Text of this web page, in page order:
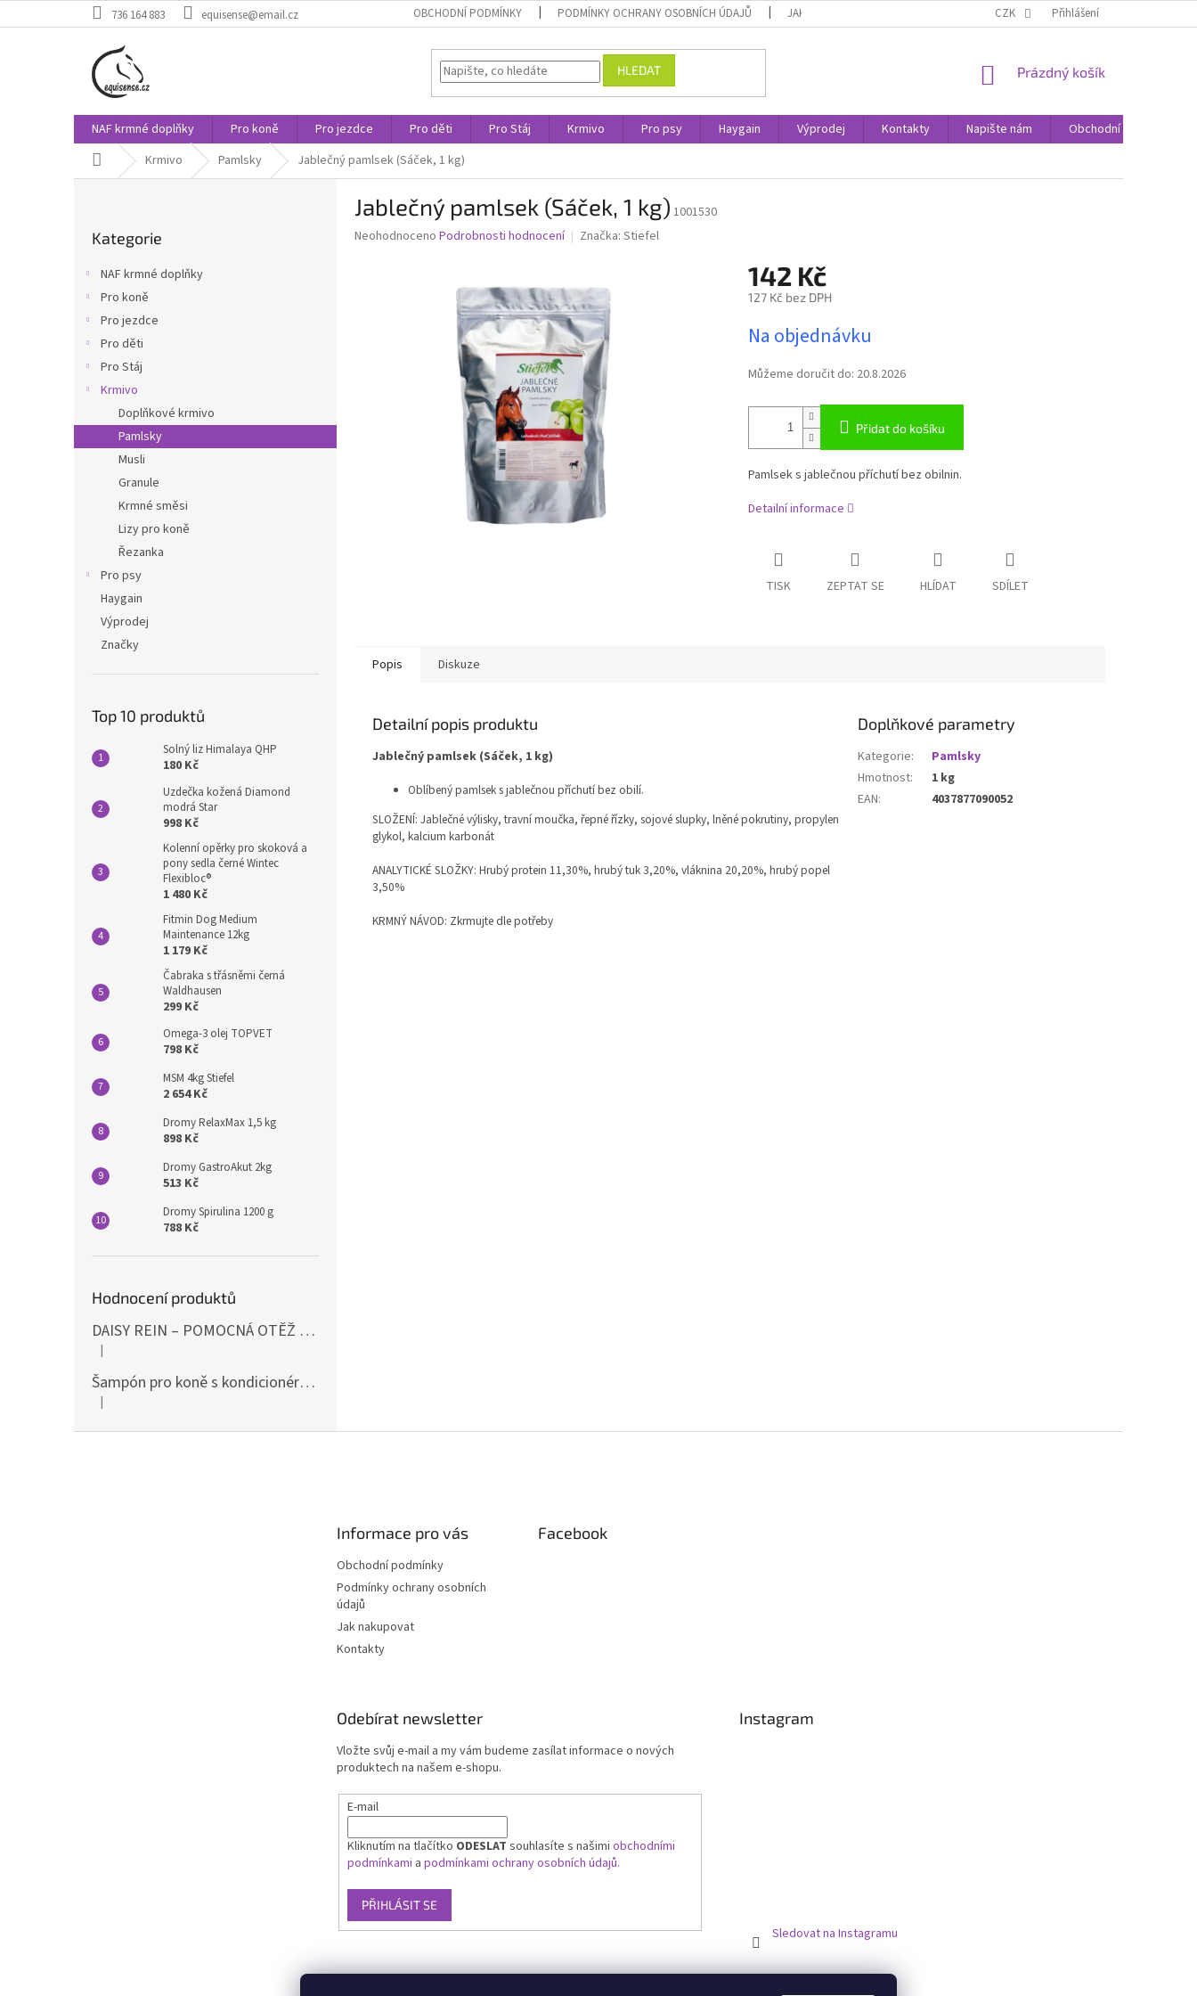
na
736 164 883 equisense@email.cz OBCHODNÍ PODMÍNKY PODMÍNKY OCHRANY OSOBNÍCH ÚDAJŮ JAK NAKUPOVAT CZK Přihlášení
HLEDAT
NÁKUPNÍ
Prázdný košík
NAF krmné doplňky Pro koně Pro jezdce Pro děti Pro Stáj Krmivo Pro psy Haygain Výprodej Kontakty Napište nám
Obchodní podmínky
Domů Krmivo Pamlsky Jablečný pamlsek (Sáček, 1 kg)
e
l
kategorie
Kategorie
NAF krmné doplňky
Pro koně
Pro jezdce
Pro děti
Pro Stáj
Krmivo
Doplňkové krmivo
Pamlsky
Musli
Granule
Krmné směsi
Lizy pro koně
Řezanka
Pro psy
Haygain
Výprodej
Značky
Top 10 produktů
Solný liz Himalaya QHP
180 Kč
Uzdečka kožená Diamond
modrá Star
998 Kč
Kolenní opěrky pro skoková a
pony sedla černé Wintec
Flexibloc®
1 480 Kč
Fitmin Dog Medium
Maintenance 12kg
1 179 Kč
Čabraka s třásněmi černá
Waldhausen
299 Kč
Omega-3 olej TOPVET
798 Kč
MSM 4kg Stiefel
2 654 Kč
Dromy RelaxMax 1,5 kg
898 Kč
Dromy GastroAkut 2kg
513 Kč
Dromy Spirulina 1200 g
788 Kč
Hodnocení produktů
DAISY REIN – POMOCNÁ OTĚŽ PROTI STAHOVÁNÍ HLAVY DOLŮ ČERNÁ SHIRES
Hodnocení produktu je 5 z 5 hvězdiček.
|
Šampón pro koně s kondicionérem 500ml Waldhausen
Hodnocení produktu je 5 z 5 hvězdiček.
|
Jablečný pamlsek (Sáček, 1 kg) 1001530
Průměrné
Neohodnoceno Podrobnosti hodnocení Značka: Stiefel
142 Kč
127 Kč bez DPH
cena:
Na objednávku
Můžeme doručit do: 20.8.2026
Přidat do košíku
Pamlsek s jablečnou příchutí bez obilnin.
Detailní informace
TISK ZEPTAT SE HLÍDAT SDÍLET
Popis Diskuze
Detailní popis produktu
Jablečný pamlsek (Sáček, 1 kg)
Oblíbený pamlsek s jablečnou příchutí bez obilí.
SLOŽENÍ: Jablečné výlisky, travní moučka, řepné řízky, sojové slupky, lněné pokrutiny, propylen
glykol, kalcium karbonát
ANALYTICKÉ SLOŽKY: Hrubý protein 11,30%, hrubý tuk 3,20%, vláknina 20,20%, hrubý popel
3,50%
KRMNÝ NÁVOD: Zkrmujte dle potřeby
Doplňkové parametry
Kategorie:
Pamlsky
Hmotnost:
1 kg
EAN: 4037877090052
Informace pro vás
Obchodní podmínky
Podmínky ochrany osobních
údajů
Jak nakupovat
Kontakty
Facebook
Odebírat newsletter
Vložte svůj e-mail a my vám budeme zasílat informace o nových
produktech na našem e-shopu.
E-mail
Kliknutím na tlačítko ODESLAT souhlasíte s našimi obchodními
podmínkami a podmínkami ochrany osobních údajů.
PŘIHLÁSIT SE
Instagram
Sledovat na Instagramu